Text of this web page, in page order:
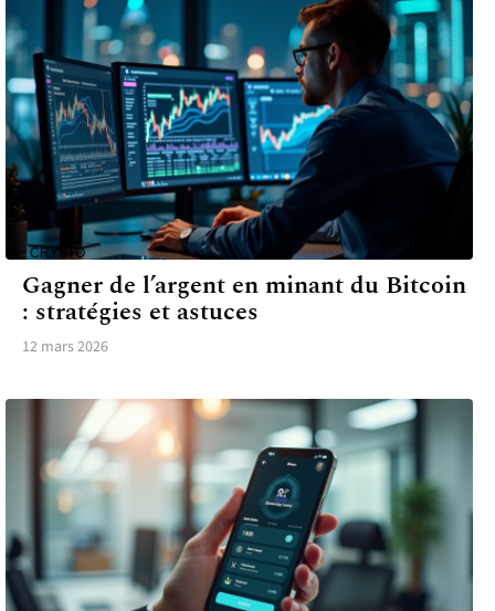
CRYPTO
Gagner de l’argent en minant du Bitcoin
: stratégies et astuces
12 mars 2026